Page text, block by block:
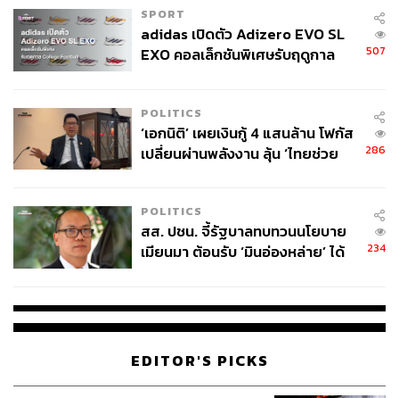
SPORT
adidas เปิดตัว Adizero EVO SL
EXO คอลเล็กชันพิเศษรับฤดูกาล
507
POLITICS
‘เอกนิติ’ เผยเงินกู้ 4 แสนล้าน โฟกัส
เปลี่ยนผ่านพลังงาน ลุ้น ‘ไทยช่วย
286
POLITICS
สส. ปชน. จี้รัฐบาลทบทวนนโยบาย
เมียนมา ต้อนรับ ‘มินอ่องหล่าย’ ได้
234
EDITOR'S PICKS